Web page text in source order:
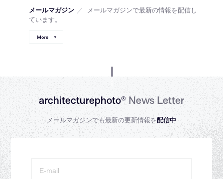
メールマガジン ／
メールマガジンで最新の情報を配信し
ています。
More
architecturephoto®News Letter
メールマガジンでも最新の更新情報を配信中